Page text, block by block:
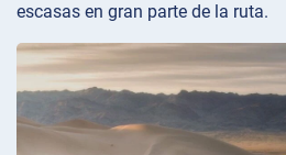
escasas en gran parte de la ruta.